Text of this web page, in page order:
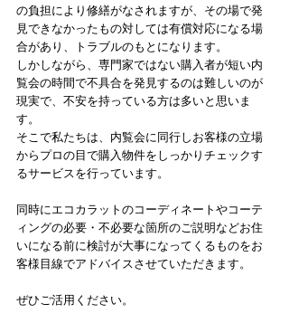
の負担により修繕がなされますが、その場で発
見できなかったもの対しては有償対応になる場
合があり、トラブルのもとになります。
しかしながら、専門家ではない購入者が短い内
覧会の時間で不具合を発見するのは難しいのが
現実で、不安を持っている方は多いと思いま
す。
そこで私たちは、内覧会に同行しお客様の立場
からプロの目で購入物件をしっかりチェックす
るサービスを行っています。
同時にエコカラットのコーディネートやコーテ
ィングの必要・不必要な箇所のご説明などお住
いになる前に検討が大事になってくるものをお
客様目線でアドバイスさせていただきます。
ぜひご活用ください。